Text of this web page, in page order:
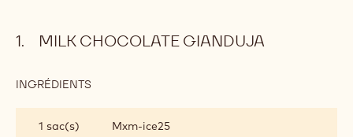
MILK CHOCOLATE GIANDUJA
INGRÉDIENTS
GIANDUJA
1 sac(s) Mxm-ice25